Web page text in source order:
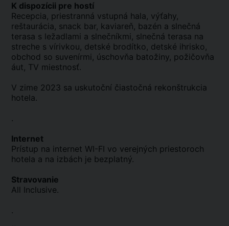
K dispozícii pre hostí
Recepcia, priestranná vstupná hala, výťahy,
reštaurácia, snack bar, kaviareň, bazén a slnečná
terasa s ležadlami a slnečníkmi, slnečná terasa na
streche s vírivkou, detské brodítko, detské ihrisko,
obchod so suvenírmi, úschovňa batožiny, požičovňa
áut, TV miestnosť.
V zime 2023 sa uskutoční čiastočná rekonštrukcia
hotela.
.
Internet
Prístup na internet WI-FI vo verejných priestoroch
hotela a na izbách je bezplatný.
Stravovanie
All Inclusive.
.